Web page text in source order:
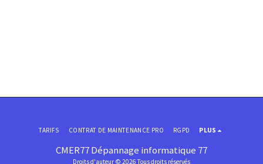
CMER77 Dépannage informatique 77
Droits d'auteur © 2026 Tous droits réservés
TARIFS CONTRAT DE MAINTENANCE PRO RGPD PLUS